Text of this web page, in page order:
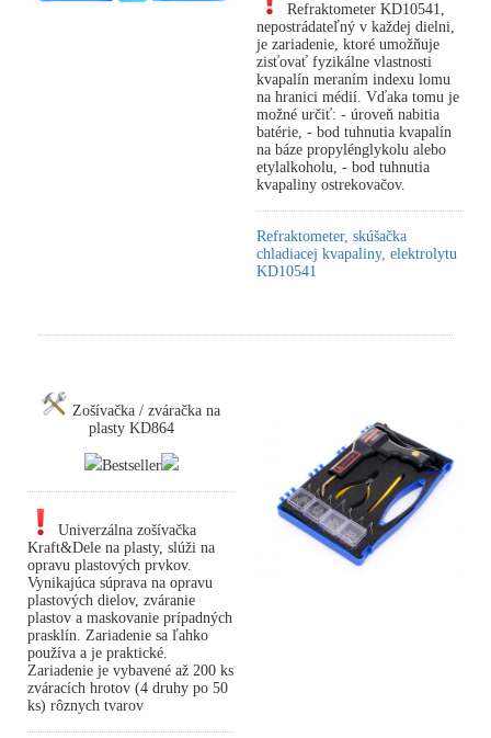
Refraktometer KD10541,
nepostrádateľný v každej dielni,
je zariadenie, ktoré umožňuje
zisťovať fyzikálne vlastnosti
kvapalín meraním indexu lomu
na hranici médií. Vďaka tomu je
možné určiť: - úroveň nabitia
batérie, - bod tuhnutia kvapalín
na báze propylénglykolu alebo
etylalkoholu, - bod tuhnutia
kvapaliny ostrekovačov.
Refraktometer, skúšačka
chladiacej kvapaliny, elektrolytu
KD10541
Zošívačka / zváračka na
plasty KD864
Bestseller
Univerzálna zošívačka
Kraft&Dele na plasty, slúži na
opravu plastových prvkov.
Vynikajúca súprava na opravu
plastových dielov, zváranie
plastov a maskovanie prípadných
prasklín. Zariadenie sa ľahko
používa a je praktické.
Zariadenie je vybavené až 200 ks
zváracích hrotov (4 druhy po 50
ks) rôznych tvarov